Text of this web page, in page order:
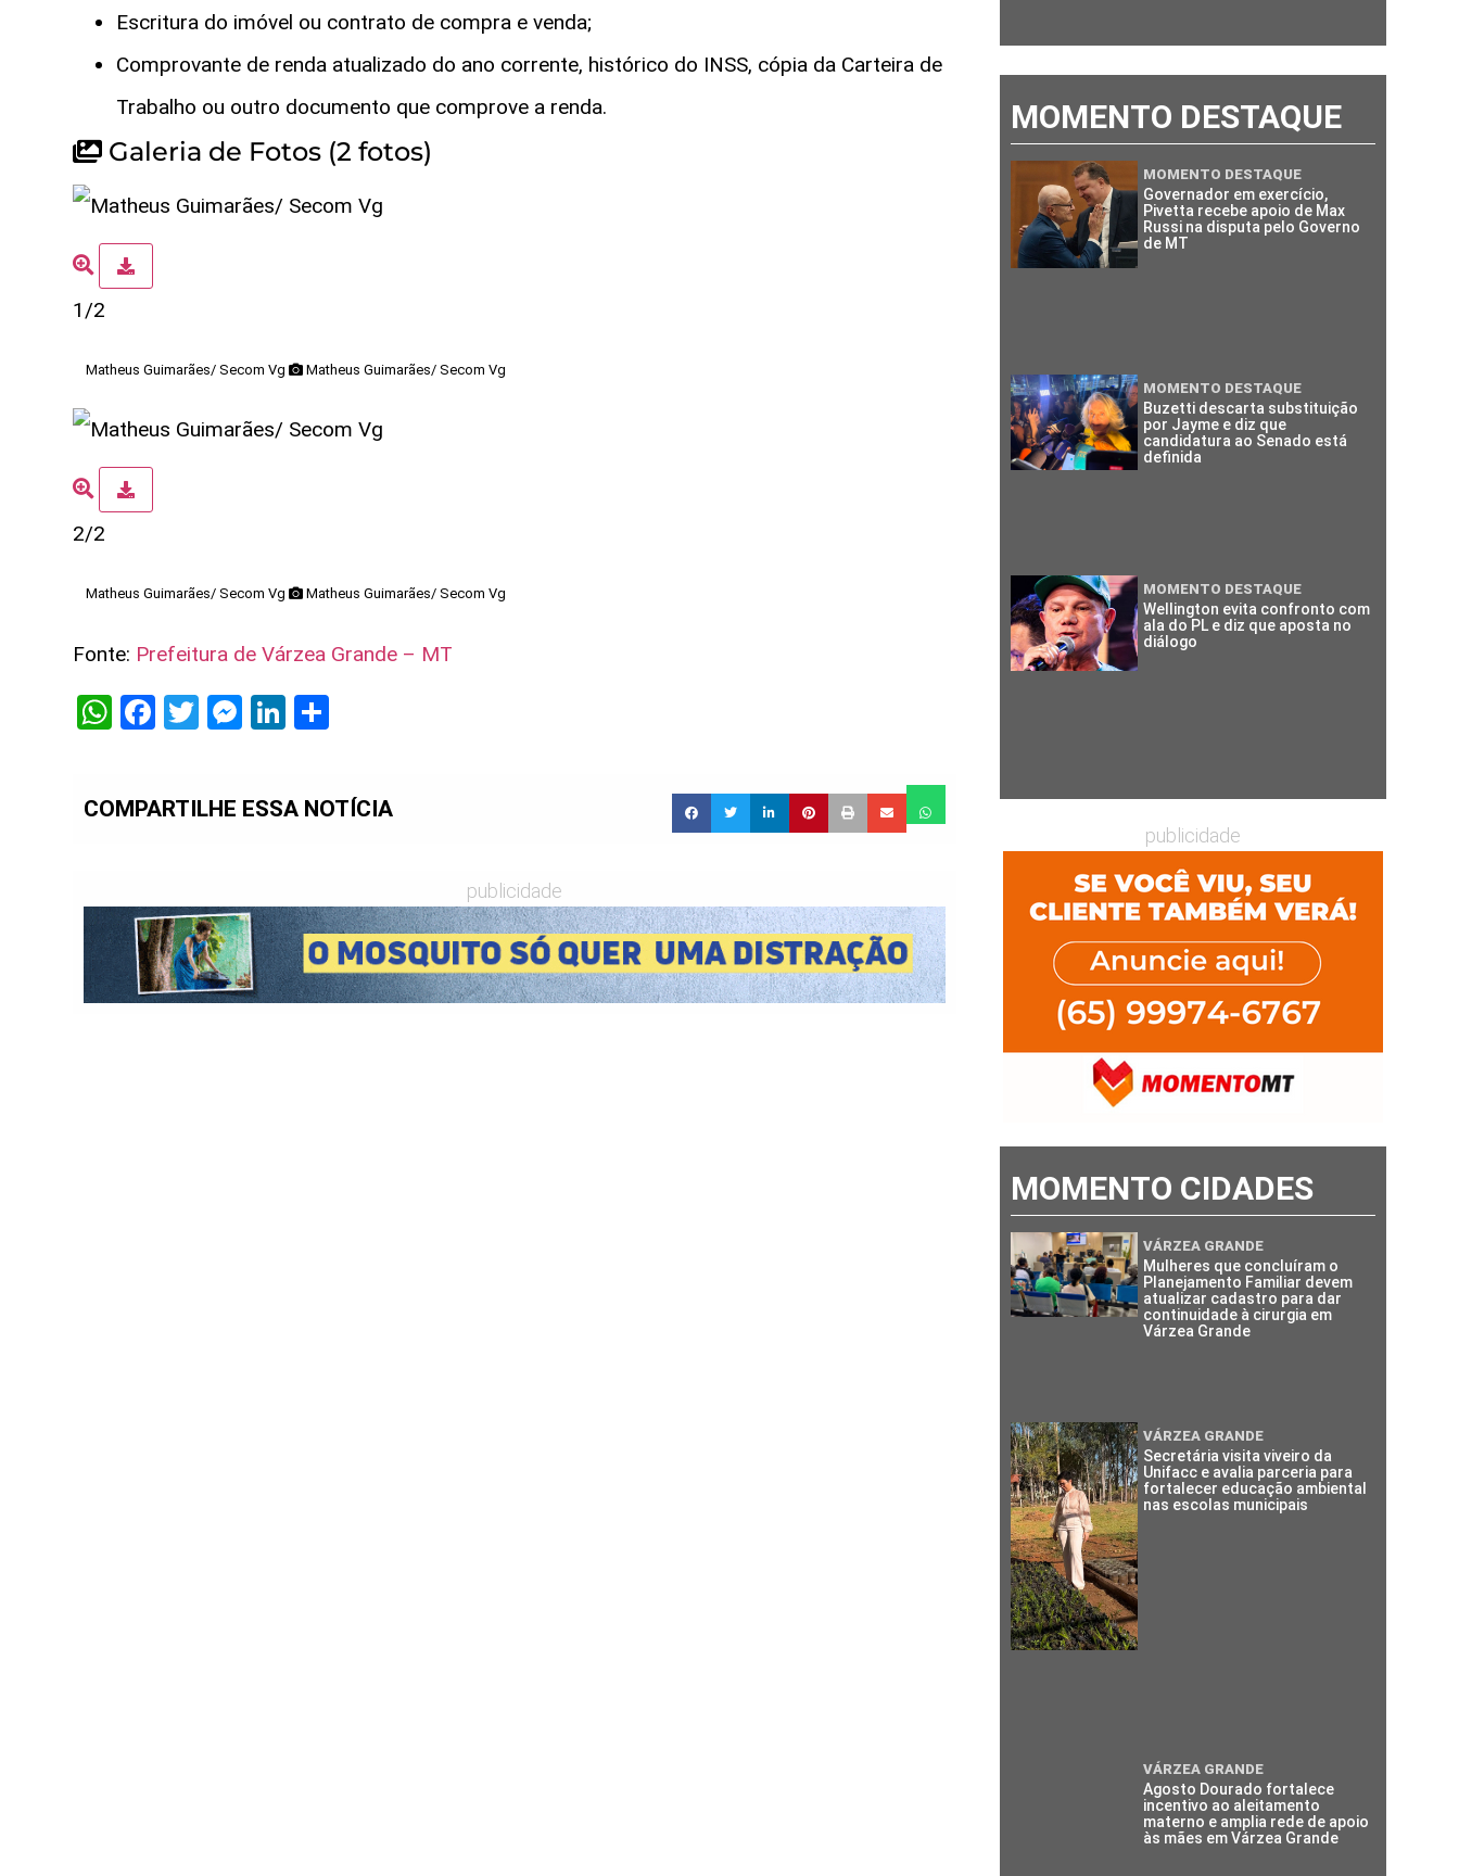
Escritura do imóvel ou contrato de compra e venda;
Comprovante de renda atualizado do ano corrente, histórico do INSS, cópia da Carteira de
Trabalho ou outro documento que comprove a renda.
Galeria de Fotos (2 fotos)
1/2
Matheus Guimarães/ Secom Vg Matheus Guimarães/ Secom Vg
2/2
Matheus Guimarães/ Secom Vg Matheus Guimarães/ Secom Vg
Fonte: Prefeitura de Várzea Grande – MT
WhatsApp
Facebook
Twitter
Messenger
LinkedIn
COMPARTILHE ESSA NOTÍCIA
publicidade
MOMENTO DESTAQUE
MOMENTO DESTAQUE
Governador em exercício,
Pivetta recebe apoio de Max
Russi na disputa pelo Governo
de MT
MOMENTO DESTAQUE
Buzetti descarta substituição
por Jayme e diz que
candidatura ao Senado está
definida
MOMENTO DESTAQUE
Wellington evita confronto com
ala do PL e diz que aposta no
diálogo
publicidade
MOMENTO CIDADES
VÁRZEA GRANDE
Mulheres que concluíram o
Planejamento Familiar devem
atualizar cadastro para dar
continuidade à cirurgia em
Várzea Grande
VÁRZEA GRANDE
Secretária visita viveiro da
Unifacc e avalia parceria para
fortalecer educação ambiental
nas escolas municipais
VÁRZEA GRANDE
Agosto Dourado fortalece
incentivo ao aleitamento
materno e amplia rede de apoio
às mães em Várzea Grande